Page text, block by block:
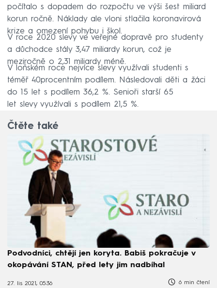
počítalo s dopadem do rozpočtu ve výši šest miliard
korun ročně. Náklady ale vloni stlačila koronavirová
krize a omezení pohybu i škol.
V roce 2020 slevy ve veřejné dopravě pro studenty
a důchodce stály 3,47 miliardy korun, což je
meziročně o 2,31 miliardy méně.
V loňském roce nejvíce slevy využívali studenti s
téměř 40procentním podílem. Následovali děti a žáci
do 15 let s podílem 36,2 %. Senioři starší 65
let slevy využívali s podílem 21,5 %.
Čtěte také
Podvodníci, chtějí jen koryta. Babiš pokračuje v
okopávání STAN, před lety jim nadbíhal
27. lis 2021, 05:36 6 min čtení